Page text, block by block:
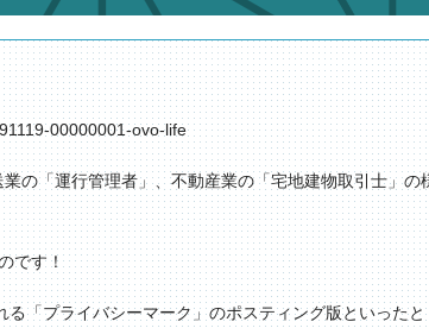
00000001-ovo-life
の「運行管理者」、不動産業の「宅地建物取引士」の
です！
「プライバシーマーク」のポスティング版といったと